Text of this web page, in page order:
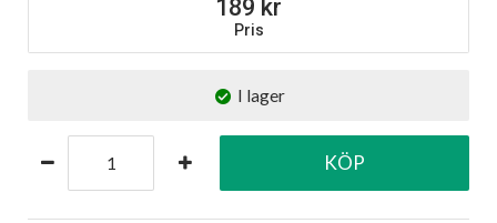
Pris
189
I lager
KÖP